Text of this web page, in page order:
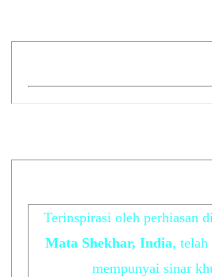
Terinspirasi oleh perhiasan
Mata Shekhar, India, telah
mempunyai sinar